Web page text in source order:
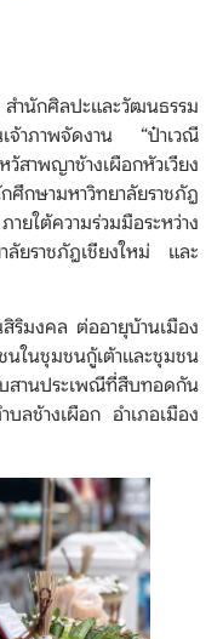
ศิลปะและวัฒนธรรม
จ้าภาพจัดงาน “ป๋าเวณี
าพญาช้างเผือกหัวเวียง
ษามหาวิทยาลัยราชภัฎ
ายใต้ความร่วมมือระหว่าง
ยราชภัฎเชียงใหม่ และ
สิริมงคล ต่ออายุบ้านเมือง
นในชุมชนกู้เต้าและชุมชน
สานประเพณีที่สืบทอดกัน
ลช้างเผือก อำเภอเมือง